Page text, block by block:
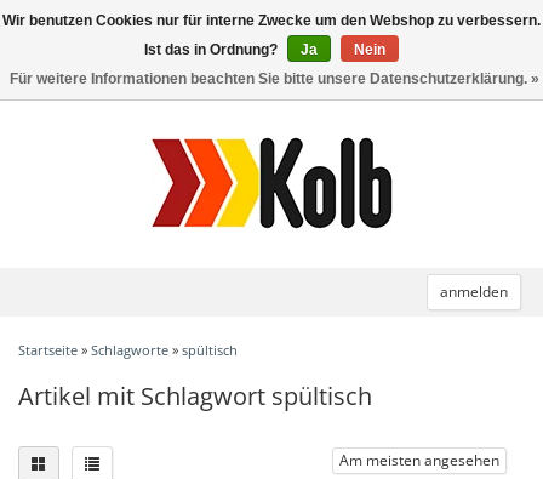
anmelden
Toggle
Startseite » Schlagworte » spültisch
Artikel mit Schlagwort spültisch
Am meisten angesehen
Wir benutzen Cookies nur für interne Zwecke um den Webshop zu verbessern.
Ist das in Ordnung?
Ja
Nein
Für weitere Informationen beachten Sie bitte unsere Datenschutzerklärung. »